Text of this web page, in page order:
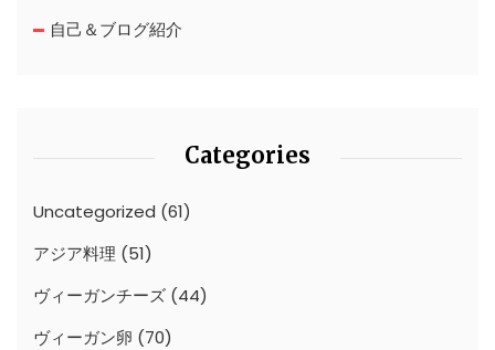
自己＆ブログ紹介
Categories
Uncategorized (61)
アジア料理 (51)
ヴィーガンチーズ (44)
ヴィーガン卵 (70)